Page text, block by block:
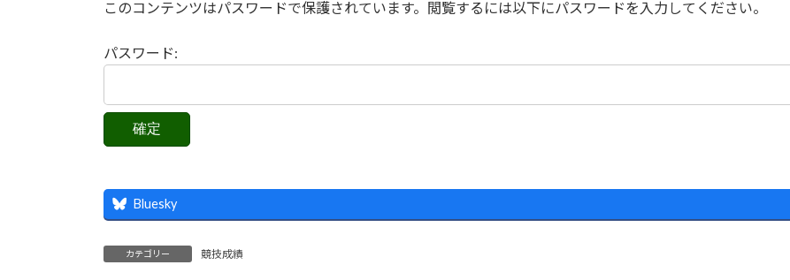
このコンテンツはパスワードで保護されています。閲覧するには以下にパスワードを入力してください。
パスワード:
Bluesky
カテゴリー 競技成績